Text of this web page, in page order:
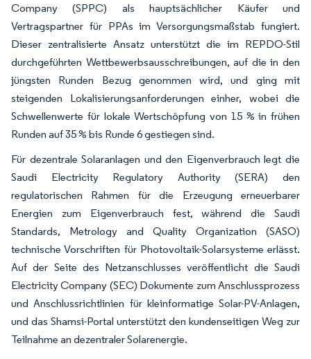
Company (SPPC) als hauptsächlicher Käufer und
Vertragspartner für PPAs im Versorgungsmaßstab fungiert.
Dieser zentralisierte Ansatz unterstützt die im REPDO-Stil
durchgeführten Wettbewerbsausschreibungen, auf die in den
jüngsten Runden Bezug genommen wird, und ging mit
steigenden Lokalisierungsanforderungen einher, wobei die
Schwellenwerte für lokale Wertschöpfung von 15 % in frühen
Runden auf 35 % bis Runde 6 gestiegen sind.
Für dezentrale Solaranlagen und den Eigenverbrauch legt die
Saudi Electricity Regulatory Authority (SERA) den
regulatorischen Rahmen für die Erzeugung erneuerbarer
Energien zum Eigenverbrauch fest, während die Saudi
Standards, Metrology and Quality Organization (SASO)
technische Vorschriften für Photovoltaik-Solarsysteme erlässt.
Auf der Seite des Netzanschlusses veröffentlicht die Saudi
Electricity Company (SEC) Dokumente zum Anschlussprozess
und Anschlussrichtlinien für kleinformatige Solar-PV-Anlagen,
und das Shamsi-Portal unterstützt den kundenseitigen Weg zur
Teilnahme an dezentraler Solarenergie.